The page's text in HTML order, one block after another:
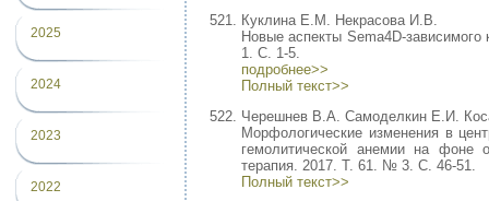
2025
2024
2023
2022
Куклина Е.М. Некрасова И.В.
Новые аспекты Sema4D-
1. С. 1-5.
подробнее>>
Полный текст>>
Черешнев В.А. Самоделкин Е.И.
Морфологические изменения в
гемолитической анемии на фоне
терапия. 2017. Т. 61. № 3. С. 46-51.
Полный текст>>